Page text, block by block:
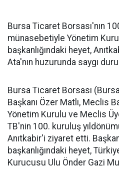
Bursa Ticaret Borsası'nın
münasebetiyle Yönetim
başkanlığındaki heyet,
Ata'nın huzurunda saygı
Bursa Ticaret Borsası
Başkanı Özer Matlı, Meclis
Yönetim Kurulu ve Meclis
TB'nin 100. kuruluş
Anıtkabir'i ziyaret etti.
başkanlığındaki heyet,
Kurucusu Ulu Önder Gazi